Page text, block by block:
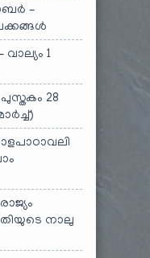
–
1
28
നാലു